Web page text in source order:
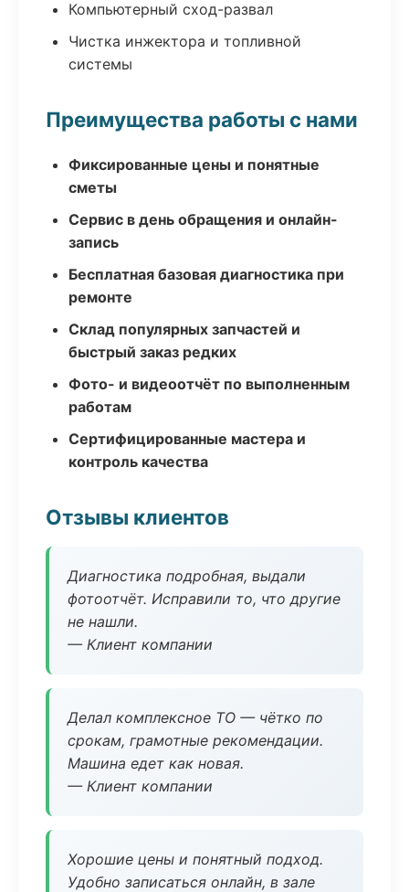
Компьютерный сход-развал
Чистка инжектора и топливной
системы
Преимущества работы с нами
Фиксированные цены и понятные
сметы
Сервис в день обращения и онлайн-
запись
Бесплатная базовая диагностика при
ремонте
Склад популярных запчастей и
быстрый заказ редких
Фото- и видеоотчёт по выполненным
работам
Сертифицированные мастера и
контроль качества
Отзывы клиентов
Диагностика подробная, выдали
фотоотчёт. Исправили то, что другие
не нашли.
— Клиент компании
Делал комплексное ТО — чётко по
срокам, грамотные рекомендации.
Машина едет как новая.
— Клиент компании
Хорошие цены и понятный подход.
Удобно записаться онлайн, в зале